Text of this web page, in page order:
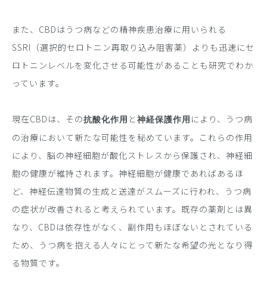
また、CBDはうつ病などの精神疾患治療に用いられる
SSRI（選択的セロトニン再取り込み阻害薬）よりも迅速にセ
ロトニンレベルを変化させる可能性があることも研究でわか
っています。
現在CBDは、その抗酸化作用 と 神経保護作用 により、うつ病
の治療において新たな可能性を秘めています。これらの作用
により、脳の神経細胞が酸化ストレスから保護され、神経細
胞の健康が維持されます。神経細胞が健康であればあるほ
ど、神経伝達物質の生成と送達がスムーズに行われ、うつ病
の症状が改善されると考えられています。既存の薬剤とは異
なり、CBDは依存性がなく、副作用もほぼないとされている
ため、うつ病を抱える人々にとって新たな希望の光となり得
る物質です。